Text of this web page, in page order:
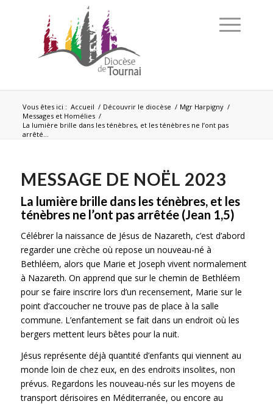
Vous êtes ici : Accueil / Découvrir le diocèse / Mgr Harpigny /
Messages et Homélies /
La lumière brille dans les ténèbres, et les ténèbres ne l’ont pas
arrêté...
MESSAGE DE NOËL 2023
La lumière brille dans les ténèbres, et les
ténèbres ne l’ont pas arrêtée (Jean 1,5)
Célébrer la naissance de Jésus de Nazareth, c’est d’abord
regarder une crèche où repose un nouveau-né à
Bethléem, alors que Marie et Joseph vivent normalement
à Nazareth. On apprend que sur le chemin de Bethléem
pour se faire inscrire lors d’un recensement, Marie sur le
point d’accoucher ne trouve pas de place à la salle
commune. L’enfantement se fait dans un endroit où les
bergers mettent leurs bêtes pour la nuit.
Jésus représente déjà quantité d’enfants qui viennent au
monde loin de chez eux, en des endroits insolites, non
prévus. Regardons les nouveau-nés sur les moyens de
transport dérisoires en Méditerranée, ou encore au